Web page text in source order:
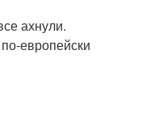
ахнули.
европейски